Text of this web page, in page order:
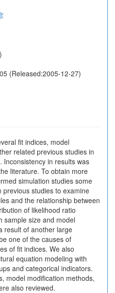
)
(Released:2005-12-27)
fit indices, model
related previous studies in
in results was
literature. To obtain more
simulation studies some
studies to examine
and the relationship between
of likelihood ratio
sample size and model
result of another large
one of the causes of
of fit indices. We also
equation modeling with
and categorical indicators.
model modification methods,
also reviewed.